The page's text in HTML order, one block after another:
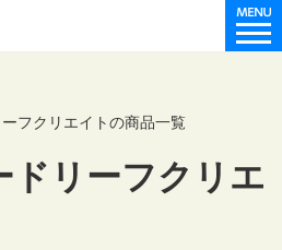
フクリエイトの商品一覧
ドリーフクリエ